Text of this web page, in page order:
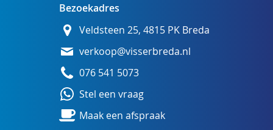
Bezoekadres
Veldsteen 25, 4815 PK Breda
verkoop@visserbreda.nl
076 541 5073
Stel een vraag
Maak een afspraak